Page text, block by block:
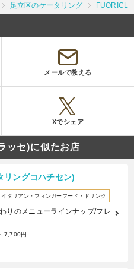
足立区のケータリング
メールで教える
Xでシェア
ッセ)に似たお店
ングコハチセン)
タリアン・フィンガーフード・ドリンク
りのメニューラインナップ/フレ
7,700円